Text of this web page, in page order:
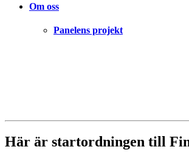
Om oss
Panelens projekt
Här är startordningen till